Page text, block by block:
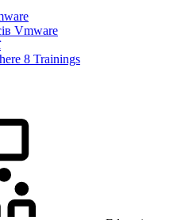
Vmware
8 Trainings